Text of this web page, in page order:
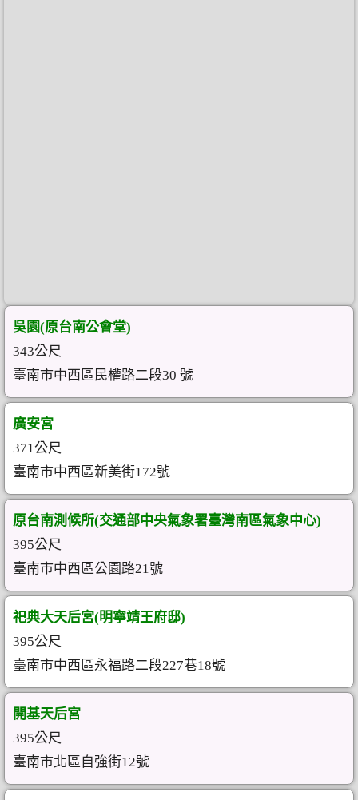
吳園(原台南公會堂)
343公尺
臺南市中西區民權路二段30 號
廣安宮
371公尺
臺南市中西區新美街172號
原台南測候所(交通部中央氣象署臺灣南區氣象中心)
395公尺
臺南市中西區公園路21號
祀典大天后宮(明寧靖王府邸)
395公尺
臺南市中西區永福路二段227巷18號
開基天后宮
395公尺
臺南市北區自強街12號